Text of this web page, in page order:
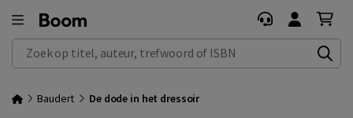
Zoek op titel, auteur, trefwoord of ISBN
Baudert De dode in het dressoir